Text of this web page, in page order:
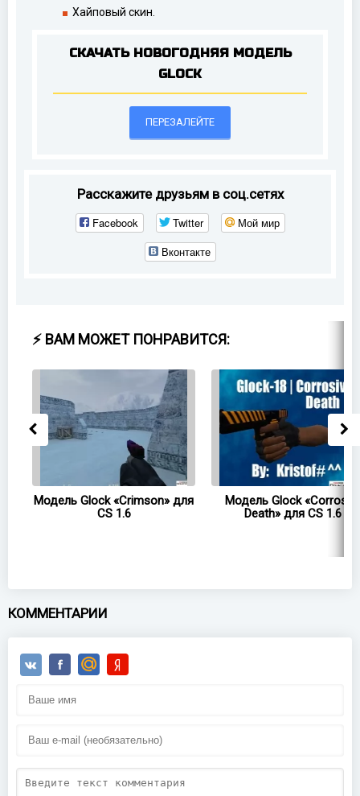
Хайповый скин.
СКАЧАТЬ НОВОГОДНЯЯ МОДЕЛЬ
GLOCK
ПЕРЕЗАЛЕЙТЕ
Расскажите друзьям в соц.сетях
Facebook Twitter
Мой мир
Вконтакте
⚡ ВАМ МОЖЕТ ПОНРАВИТСЯ:
Модель Glock «Crimson» для
CS 1.6
Модель Glock
Death» для CS 1.6
КОММЕНТАРИИ